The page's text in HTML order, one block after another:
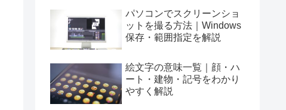
パソコンでスクリーンショ
ットを撮る方法｜Windows
保存・範囲指定を解説
絵文字の意味一覧｜顔・ハ
ート・建物・記号をわかり
やすく解説